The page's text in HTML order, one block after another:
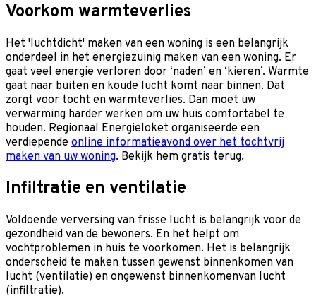
Voorkom warmteverlies
Het 'luchtdicht' maken van een woning is een belangrijk
onderdeel in het energiezuinig maken van een woning. Er
gaat veel energie verloren door ‘naden’ en ‘kieren’. Warmte
gaat naar buiten en koude lucht komt naar binnen. Dat
zorgt voor tocht en warmteverlies. Dan moet uw
verwarming harder werken om uw huis comfortabel te
houden. Regionaal Energieloket organiseerde een
verdiepende online informatieavond over het tochtvrij
maken van uw woning. Bekijk hem gratis terug.
Infiltratie en ventilatie
Voldoende verversing van frisse lucht is belangrijk voor de
gezondheid van de bewoners. En het helpt om
vochtproblemen in huis te voorkomen. Het is belangrijk
onderscheid te maken tussen gewenst binnenkomen van
lucht (ventilatie) en ongewenst binnenkomenvan lucht
(infiltratie).